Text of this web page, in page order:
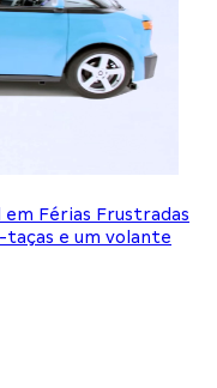
Férias Frustradas
e um volante